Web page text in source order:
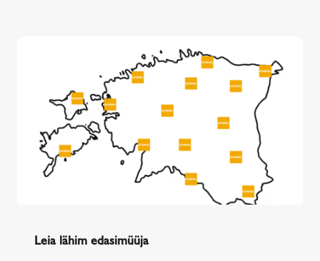
Leia lähim edasimüüja